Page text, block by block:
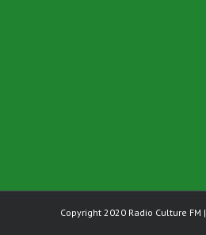
Copyright 2020 Radio Culture FM